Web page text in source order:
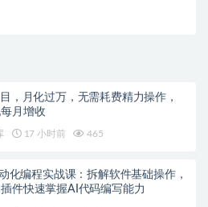
，月化过万，无需耗费精力操作，
月增收
17 小时前 465
化编程实战课：拆解软件基础操作，
件快速掌握AI代码编写能力